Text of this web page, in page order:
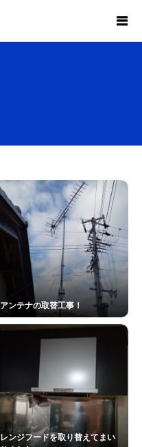
アンテナの取替工事！
レンジフードを取り替えてまい